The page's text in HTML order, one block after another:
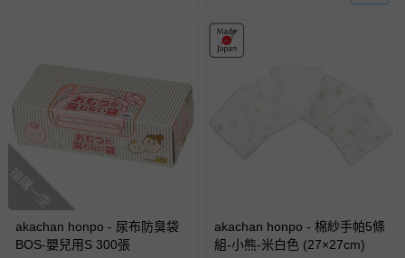
搶購一空
akachan honpo - 尿布防臭袋
BOS-嬰兒用S 300張
akachan honpo - 棉紗手帕5條
組-小熊-米白色 (27×27cm)